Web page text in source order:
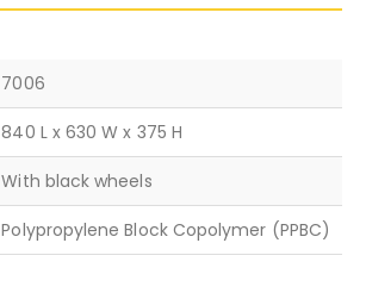
7006
840 L x 630 W x 375 H
With black wheels
Polypropylene Block Copolymer (PPBC)